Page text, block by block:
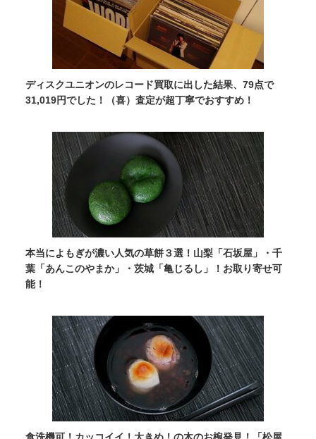
ディスクユニオンのレコード買取に出した結果、79点で
31,019円でした！（喜）査定が超丁寧でおすすめ！
本当によもぎが濃い人気の草餅３選！山梨「石坂屋」・千
葉「あんこのやまか」・茨城「亀じるし」！お取り寄せ可
能！